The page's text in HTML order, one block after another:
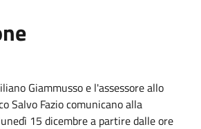
Giammusso e l'assessore allo
Salvo Fazio comunicano alla
15 dicembre a partire dalle ore